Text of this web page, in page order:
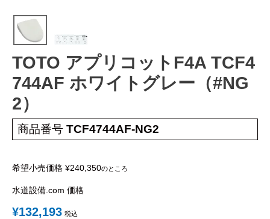
給湯器見積もりフォーム
取り扱いメーカー 協力業者募集
取り付けの手順
について
TOTO アプリコットF4A TCF4
744AF ホワイトグレー（#NG
2）
商品番号 TCF4744AF-NG2
希望小売価格 ¥240,350のところ
水道設備.com 価格
¥132,193 税込